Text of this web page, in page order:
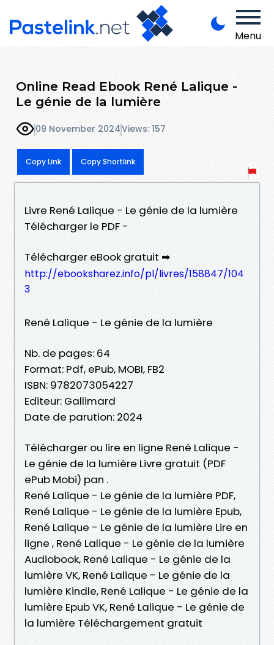
Menu
Online Read Ebook René Lalique -
Le génie de la lumière
09 November 2024Views: 157
Copy Link Copy Shortlink
Livre René Lalique - Le génie de la lumière
Télécharger le PDF -
Télécharger eBook gratuit ➡
http://ebooksharez.info/pl/livres/158847/104
3
René Lalique - Le génie de la lumière
Nb. de pages: 64
Format: Pdf, ePub, MOBI, FB2
ISBN: 9782073054227
Editeur: Gallimard
Date de parution: 2024
Télécharger ou lire en ligne René Lalique -
Le génie de la lumière Livre gratuit (PDF
ePub Mobi) pan .
René Lalique - Le génie de la lumière PDF,
René Lalique - Le génie de la lumière Epub,
René Lalique - Le génie de la lumière Lire en
ligne , René Lalique - Le génie de la lumière
Audiobook, René Lalique - Le génie de la
lumière VK, René Lalique - Le génie de la
lumière Kindle, René Lalique - Le génie de la
lumière Epub VK, René Lalique - Le génie de
la lumière Téléchargement gratuit